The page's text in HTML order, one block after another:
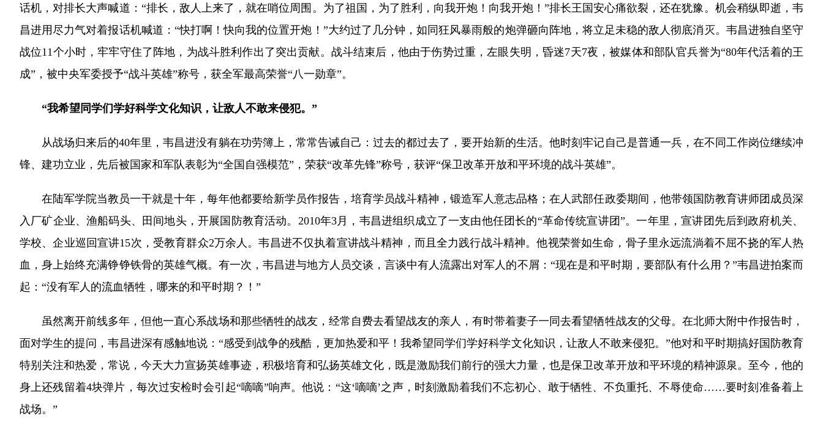
话机，对排长大声喊道：“排长，敌人上来了，就在哨位周围。为了祖国，为了胜利，向我开炮！向我开炮！”排长王国安心痛欲裂，还在犹豫。机会稍纵即逝，韦
昌进用尽力气对着报话机喊道：“快打啊！快向我的位置开炮！”大约过了几分钟，如同狂风暴雨般的炮弹砸向阵地，将立足未稳的敌人彻底消灭。韦昌进独自坚守
战位11个小时，牢牢守住了阵地，为战斗胜利作出了突出贡献。战斗结束后，他由于伤势过重，左眼失明，昏迷7天7夜，被媒体和部队官兵誉为“80年代活着的王
成”，被中央军委授予“战斗英雄”称号，获全军最高荣誉“八一勋章”。
“我希望同学们学好科学文化知识，让敌人不敢来侵犯。”
从战场归来后的40年里，韦昌进没有躺在功劳簿上，常常告诫自己：过去的都过去了，要开始新的生活。他时刻牢记自己是普通一兵，在不同工作岗位继续冲
锋、建功立业，先后被国家和军队表彰为“全国自强模范”，荣获“改革先锋”称号，获评“保卫改革开放和平环境的战斗英雄”。
在陆军学院当教员一干就是十年，每年他都要给新学员作报告，培育学员战斗精神，锻造军人意志品格；在人武部任政委期间，他带领国防教育讲师团成员深
入厂矿企业、渔船码头、田间地头，开展国防教育活动。2010年3月，韦昌进组织成立了一支由他任团长的“革命传统宣讲团”。一年里，宣讲团先后到政府机关、
学校、企业巡回宣讲15次，受教育群众2万余人。韦昌进不仅执着宣讲战斗精神，而且全力践行战斗精神。他视荣誉如生命，骨子里永远流淌着不屈不挠的军人热
血，身上始终充满铮铮铁骨的英雄气概。有一次，韦昌进与地方人员交谈，言谈中有人流露出对军人的不屑：“现在是和平时期，要部队有什么用？”韦昌进拍案而
起：“没有军人的流血牺牲，哪来的和平时期？！”
虽然离开前线多年，但他一直心系战场和那些牺牲的战友，经常自费去看望战友的亲人，有时带着妻子一同去看望牺牲战友的父母。在北师大附中作报告时，
面对学生的提问，韦昌进深有感触地说：“感受到战争的残酷，更加热爱和平！我希望同学们学好科学文化知识，让敌人不敢来侵犯。”他对和平时期搞好国防教育
特别关注和热爱，常说，今天大力宣扬英雄事迹，积极培育和弘扬英雄文化，既是激励我们前行的强大力量，也是保卫改革开放和平环境的精神源泉。至今，他的
身上还残留着4块弹片，每次过安检时会引起“嘀嘀”响声。他说：“这‘嘀嘀’之声，时刻激励着我们不忘初心、敢于牺牲、不负重托、不辱使命……要时刻准备着上
战场。”